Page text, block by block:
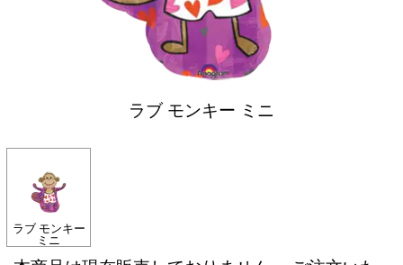
ラブ モンキー ミニ
ラブ モンキー
ミニ